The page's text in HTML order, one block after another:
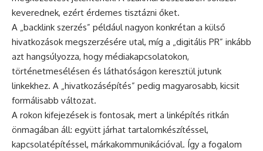
keverednek, ezért érdemes tisztázni őket.
A „backlink szerzés” például nagyon konkrétan a külső
hivatkozások megszerzésére utal, míg a „digitális PR” inkább
azt hangsúlyozza, hogy médiakapcsolatokon,
történetmesélésen és láthatóságon keresztül jutunk
linkekhez. A „hivatkozásépítés” pedig magyarosabb, kicsit
formálisabb változat.
A rokon kifejezések is fontosak, mert a linképítés ritkán
önmagában áll: együtt járhat tartalomkészítéssel,
kapcsolatépítéssel, márkakommunikációval. Így a fogalom